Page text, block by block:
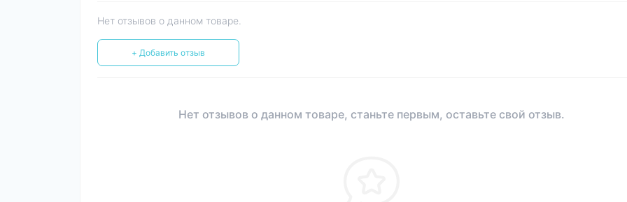
Нет отзывов о данном товаре.
+ Добавить отзыв
Нет отзывов о данном товаре, станьте первым, оставьте свой отзыв.